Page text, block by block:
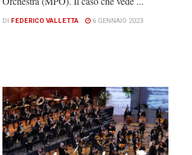
DI FEDERICO VALLETTA 6 GENNAIO 2023